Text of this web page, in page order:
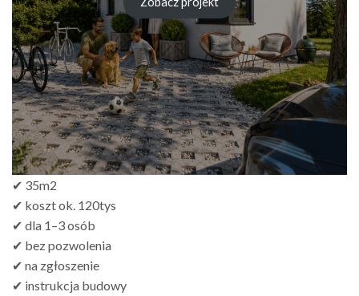
zł249.00
do
zł499.00
✔ 35m2
✔ koszt ok. 120tys
✔ dla 1–3 osób
✔ bez pozwolenia
✔ na zgłoszenie
✔ instrukcja budowy